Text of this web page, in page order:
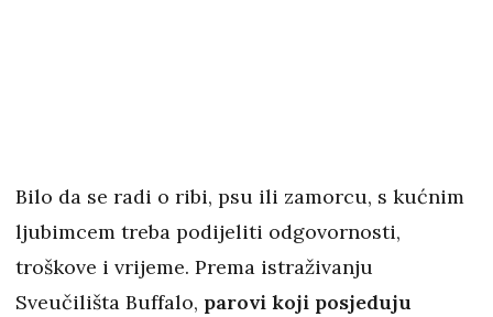
Bilo da se radi o ribi, psu ili zamorcu, s kućnim
ljubimcem treba podijeliti odgovornosti,
troškove i vrijeme. Prema istraživanju
Sveučilišta Buffalo, parovi koji posjeduju